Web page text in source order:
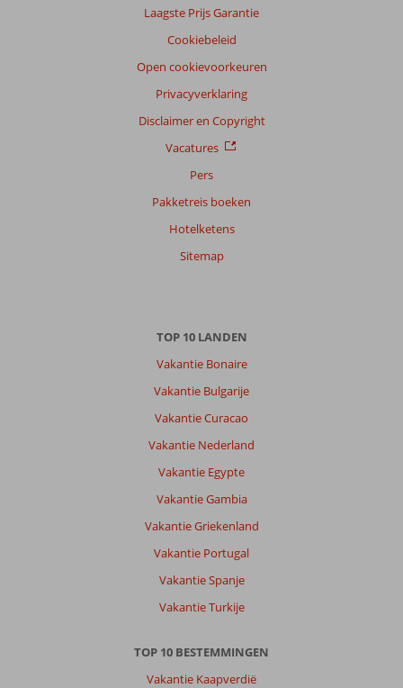
Laagste Prijs Garantie
Cookiebeleid
Open cookievoorkeuren
Privacyverklaring
Disclaimer en Copyright
Vacatures
Pers
Pakketreis boeken
Hotelketens
Sitemap
TOP 10 LANDEN
Vakantie Bonaire
Vakantie Bulgarije
Vakantie Curacao
Vakantie Nederland
Vakantie Egypte
Vakantie Gambia
Vakantie Griekenland
Vakantie Portugal
Vakantie Spanje
Vakantie Turkije
TOP 10 BESTEMMINGEN
Vakantie Kaapverdië